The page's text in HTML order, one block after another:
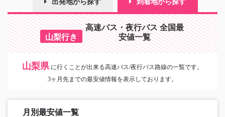
出発地から探す 到着地から探す
山梨行き
高速バス・夜行バス 全国最
安値一覧
山梨県 に行くことが出来る高速バス/夜行バス路線の一覧です。
3ヶ月先までの最安値情報を表示しております。
月別最安値一覧